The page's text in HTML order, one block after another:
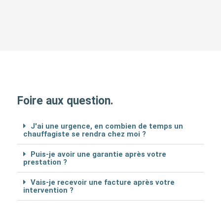
Foire aux question.
J'ai une urgence, en combien de temps un
chauffagiste se rendra chez moi ?
Puis-je avoir une garantie après votre
prestation ?
Vais-je recevoir une facture après votre
intervention ?